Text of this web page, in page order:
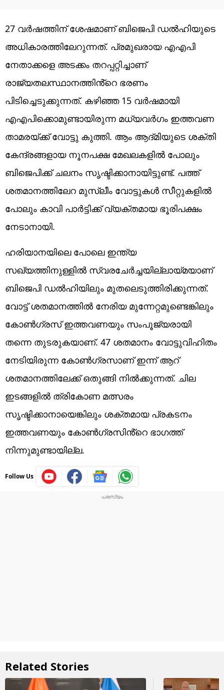
27 വർഷത്തിന് ശേഷമാണ് ബിജെപി ഡൽഹിയുടെ
അധികാരത്തിലേറുന്നത്. പ്രമുഖരായ എഎപി
നേതാക്കളെ അടക്കം തറപ്പറ്റിച്ചാണ്
രാജ്യതലസ്ഥാനത്തിൻ്റെ ഭരണം
പിടിച്ചെടുക്കുന്നത്. കഴിഞ്ഞ 15 വർഷമായി
എഎപിക്കൊമുണ്ടായിരുന്ന മധ്യവർഗം ഇത്തവണ
താമരയ്ക്ക് വോട്ടു കുത്തി. ആം ആദ്മിയുടെ ശക്തി
കേന്ദ്രങ്ങളായ നൂനപക്ഷ മേഖലകളിൽ പോലും
ബിജെപിക്ക് ചലനം സൃഷ്ടിക്കാനായിട്ടുണ്ട്. പത്ത്
ശതമാനത്തിലേറ മുസ്ലീം വോട്ടുകൾ സീറ്റുകളിൽ
പോലും കാവി പാർട്ടിക്ക് വ്യക്തമായ ഭൂരിപക്ഷം
നേടാനായി.
ഹരിയാനയിലെ പോലെ ഇന്ത്യ
സഖ്യത്തിനുള്ളിൽ സ്വരചേർച്ചയില്ലായ്മയാണ്
ബിജെപി ഡൽഹിയിലും മുതലെടുത്തിരിക്കുന്നത്.
വോട്ട് ശതമാനത്തിൽ നേരിയ മുന്നേറ്റമുണ്ടെങ്കിലും
കോൺഗ്രസ് ഇത്തവണയും സംപൂജ്യരായി
തന്നെ തുടരുകയാണ്. 47 ശതമാനം വോട്ടുവിഹിതം
നേടിയിരുന്ന കോൺഗ്രസാണ് ഇന്ന് ആറ്
ശതമാനത്തിലേക്ക് ഒതുങ്ങി നിൽക്കുന്നത്. ചില
ഇടങ്ങളിൽ ത്രികോണ മത്സരം
സൃഷ്ടിക്കാനായെങ്കിലും ശക്തമായ പ്രകടനം
ഇത്തവണയും കോൺഗ്രസിൻ്റെ ഭാഗത്ത്
നിന്നുമുണ്ടായില്ല.
Follow Us
Related Stories